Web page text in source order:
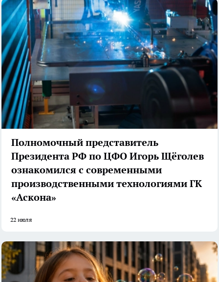
Полномочный представитель
Президента РФ по ЦФО Игорь Щёголев
ознакомился с современными
производственными технологиями ГК
«Аскона»
22 июля